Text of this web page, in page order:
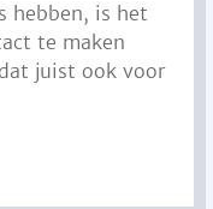
hebben, is het
te maken
juist ook voor